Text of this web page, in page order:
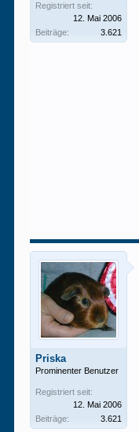
Registriert seit:
12. Mai 2006
Beiträge:
3.621
Priska
Prominenter Benutzer
Registriert seit:
12. Mai 2006
Beiträge:
3.621